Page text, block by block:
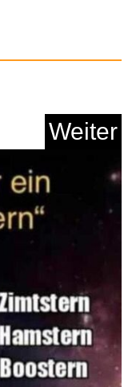
Busy
Weiter